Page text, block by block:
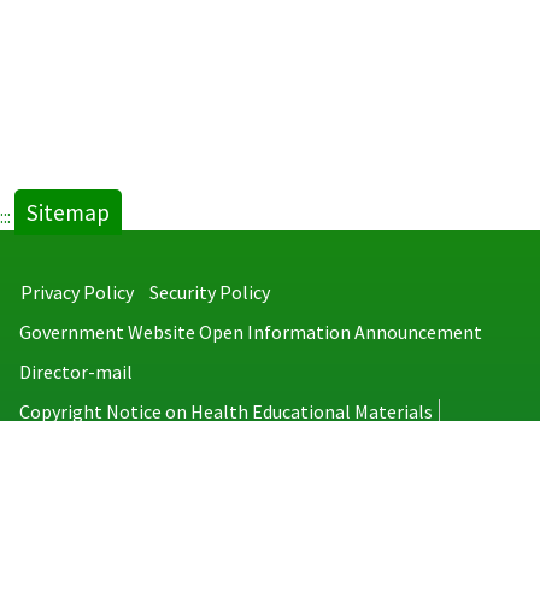
::: Sitemap
Privacy Policy
Security Policy
Government Website Open Information Announcement
Director-mail
Copyright Notice on Health Educational Materials